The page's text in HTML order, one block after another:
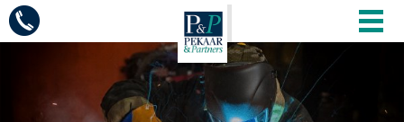
Mobiel